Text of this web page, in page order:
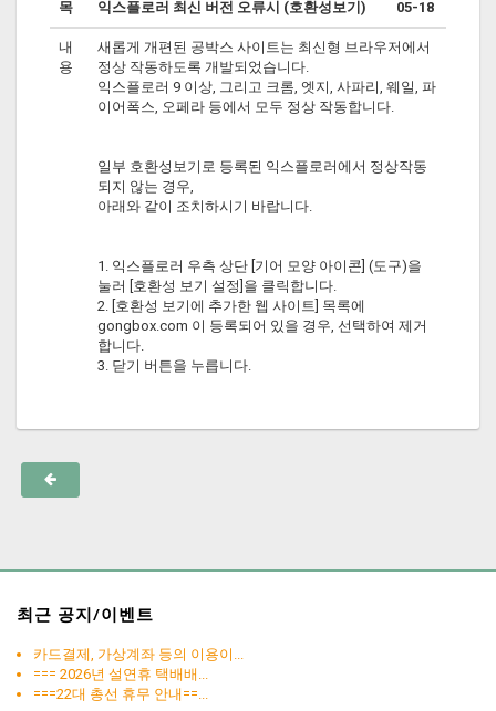
목
익스플로러 최신 버전 오류시 (호환성보기)
05-18
내
용
새롭게 개편된 공박스 사이트는 최신형 브라우저에서
정상 작동하도록 개발되었습니다.
익스플로러 9 이상, 그리고 크롬, 엣지, 사파리, 웨일, 파
이어폭스, 오페라 등에서 모두 정상 작동합니다.
일부 호환성보기로 등록된 익스플로러에서 정상작동
되지 않는 경우,
아래와 같이 조치하시기 바랍니다.
1. 익스플로러 우측 상단 [기어 모양 아이콘] (도구)을
눌러 [호환성 보기 설정]을 클릭합니다.
2. [호환성 보기에 추가한 웹 사이트] 목록에
gongbox.com 이 등록되어 있을 경우, 선택하여 제거
합니다.
3. 닫기 버튼을 누릅니다.
최근 공지/이벤트
카드결제, 가상계좌 등의 이용이...
=== 2026년 설연휴 택배배...
===22대 총선 휴무 안내==...